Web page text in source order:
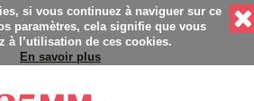
responsable - Délais rapides -
si vous continuez à naviguer sur ce
paramètres, cela signifie que vous
à l’utilisation de ces cookies.
En savoir plus